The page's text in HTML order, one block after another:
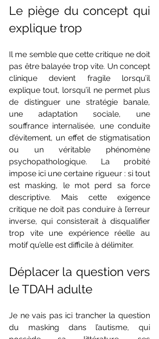
Le piège du concept qui
explique trop
Il me semble que cette critique ne doit
pas être balayée trop vite. Un concept
clinique devient fragile lorsqu’il
explique tout, lorsqu’il ne permet plus
de distinguer une stratégie banale,
une adaptation sociale, une
souffrance internalisée, une conduite
d’évitement, un effet de stigmatisation
ou un véritable phénomène
psychopathologique. La probité
impose ici une certaine rigueur : si tout
est masking, le mot perd sa force
descriptive. Mais cette exigence
critique ne doit pas conduire à l’erreur
inverse, qui consisterait à disqualifier
trop vite une expérience réelle au
motif qu’elle est difficile à délimiter.
Déplacer la question vers
le TDAH adulte
Je ne vais pas ici trancher la question
du masking dans l’autisme, qui